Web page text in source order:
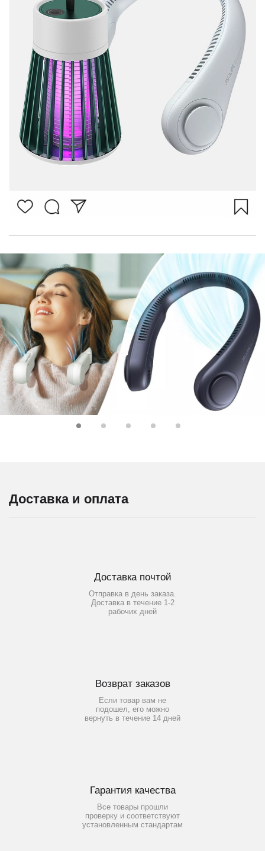
Доставка и оплата
Доставка почтой
Отправка в день заказа.
Доставка в течение 1-2
рабочих дней
Возврат заказов
Если товар вам не
подошел, его можно
вернуть в течение 14 дней
Гарантия качества
Все товары прошли
проверку и соответствуют
установленным стандартам